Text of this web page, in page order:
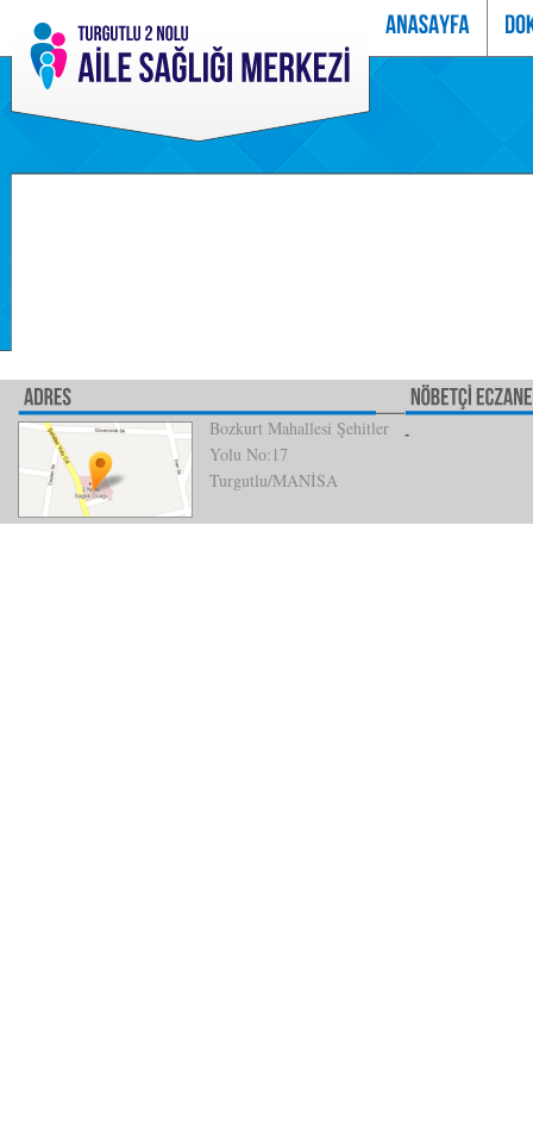
Bozkurt Mahallesi Şehitler
Yolu No:17
Turgutlu/MANİSA